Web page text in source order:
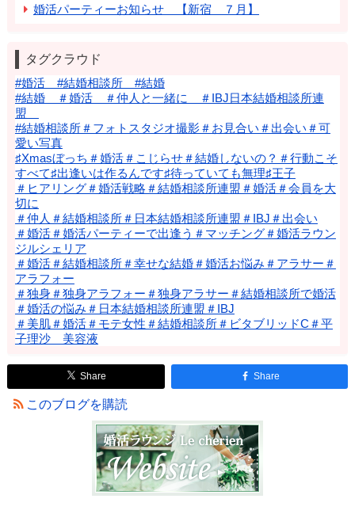
婚活パーティーお知らせ 【新宿 ７月】
タグクラウド
#婚活 #結婚相談所 #結婚
#結婚 ＃婚活 ＃仲人と一緒に ＃IBJ日本結婚相談所連
盟
#結婚相談所＃フォトスタジオ撮影＃お見合い＃出会い＃可
愛い写真
♯Xmasぼっち＃婚活＃こじらせ＃結婚しないの？＃行動こそ
すべて♯出逢いは作るんです♯待っていても無理♯王子
＃ヒアリング＃婚活戦略＃結婚相談所連盟＃婚活＃会員を大
切に
＃仲人＃結婚相談所＃日本結婚相談所連盟＃IBJ＃出会い
＃婚活＃婚活パーティーで出逢う＃マッチング＃婚活ラウン
ジルシェリア
＃婚活＃結婚相談所＃幸せな結婚＃婚活お悩み＃アラサー＃
アラフォー
＃独身＃独身アラフォー＃独身アラサー＃結婚相談所で婚活
＃婚活の悩み＃日本結婚相談所連盟＃IBJ
＃美肌＃婚活＃モテ女性＃結婚相談所＃ビタブリッドC＃平
子理沙 美容液
Share Share
このブログを購読